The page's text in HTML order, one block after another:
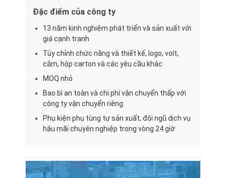
Nhà
Đặc điểm của công ty
13 năm kinh nghiệm phát triển và sản xuất với
giá cạnh tranh
Tùy chỉnh chức năng và thiết kế, logo, volt,
cắm, hộp carton và các yêu cầu khác
MOQ nhỏ
Bao bì an toàn và chi phí vận chuyển thấp với
công ty vận chuyển riêng
Phụ kiện phụ tùng tự sản xuất, đội ngũ dịch vụ
hậu mãi chuyên nghiệp trong vòng 24 giờ